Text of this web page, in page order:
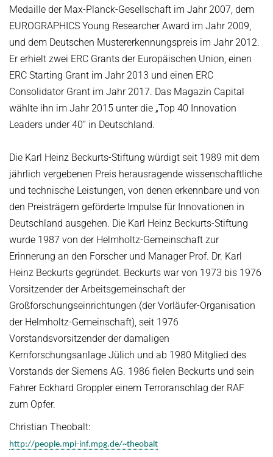
Medaille der Max-Planck-Gesellschaft im Jahr 2007, dem
EUROGRAPHICS Young Researcher Award im Jahr 2009,
und dem Deutschen Mustererkennungspreis im Jahr 2012.
Er erhielt zwei ERC Grants der Europäischen Union, einen
ERC Starting Grant im Jahr 2013 und einen ERC
Consolidator Grant im Jahr 2017. Das Magazin Capital
wählte ihn im Jahr 2015 unter die „Top 40 Innovation
Leaders under 40“ in Deutschland.
Die Karl Heinz Beckurts-Stiftung würdigt seit 1989 mit dem
jährlich vergebenen Preis herausragende wissenschaftliche
und technische Leistungen, von denen erkennbare und von
den Preisträgern geförderte Impulse für Innovationen in
Deutschland ausgehen. Die Karl Heinz Beckurts-Stiftung
wurde 1987 von der Helmholtz-Gemeinschaft zur
Erinnerung an den Forscher und Manager Prof. Dr. Karl
Heinz Beckurts gegründet. Beckurts war von 1973 bis 1976
Vorsitzender der Arbeitsgemeinschaft der
Großforschungseinrichtungen (der Vorläufer-Organisation
der Helmholtz-Gemeinschaft), seit 1976
Vorstandsvorsitzender der damaligen
Kernforschungsanlage Jülich und ab 1980 Mitglied des
Vorstands der Siemens AG. 1986 fielen Beckurts und sein
Fahrer Eckhard Groppler einem Terroranschlag der RAF
zum Opfer.
Christian Theobalt:
http://people.mpi-inf.mpg.de/~theobalt